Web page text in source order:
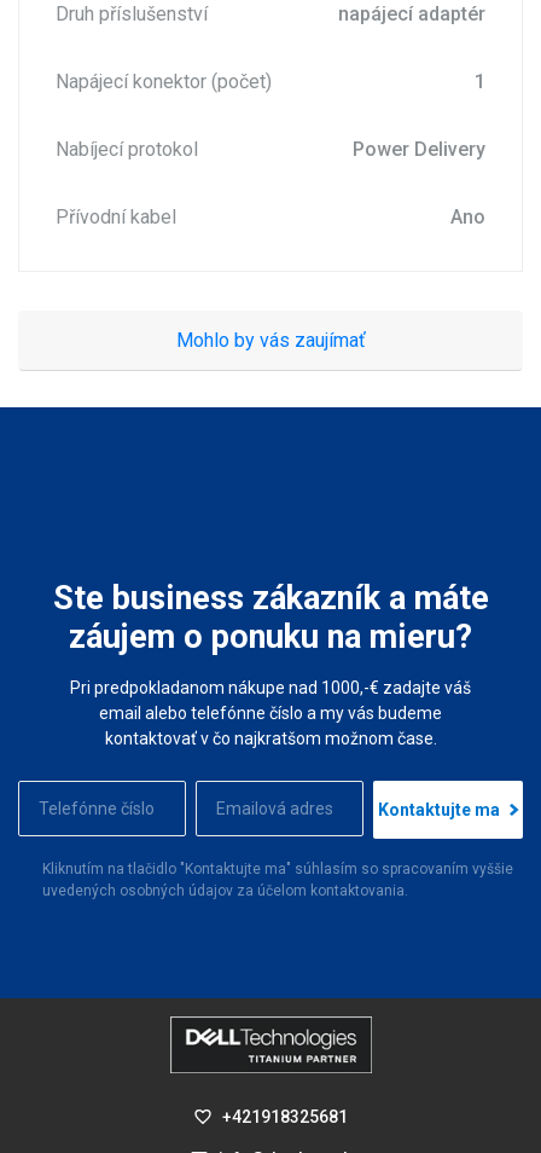
Druh příslušenství napájecí adaptér
Napájecí konektor (počet) 1
Nabíjecí protokol Power Delivery
Přívodní kabel Ano
Mohlo by vás zaujímať
Ste business zákazník a máte
záujem o ponuku na mieru?
Pri predpokladanom nákupe nad 1000,-€ zadajte váš
email alebo telefónne číslo a my vás budeme
kontaktovať v čo najkratšom možnom čase.
Kontaktujte ma
Kliknutím na tlačidlo "Kontaktujte ma" súhlasím so spracovaním vyššie
uvedených osobných údajov za účelom kontaktovania.
+421918325681